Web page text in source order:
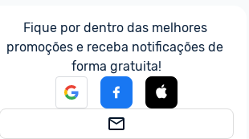
Fique por dentro das melhores
promoções e receba notificações de
forma gratuita!